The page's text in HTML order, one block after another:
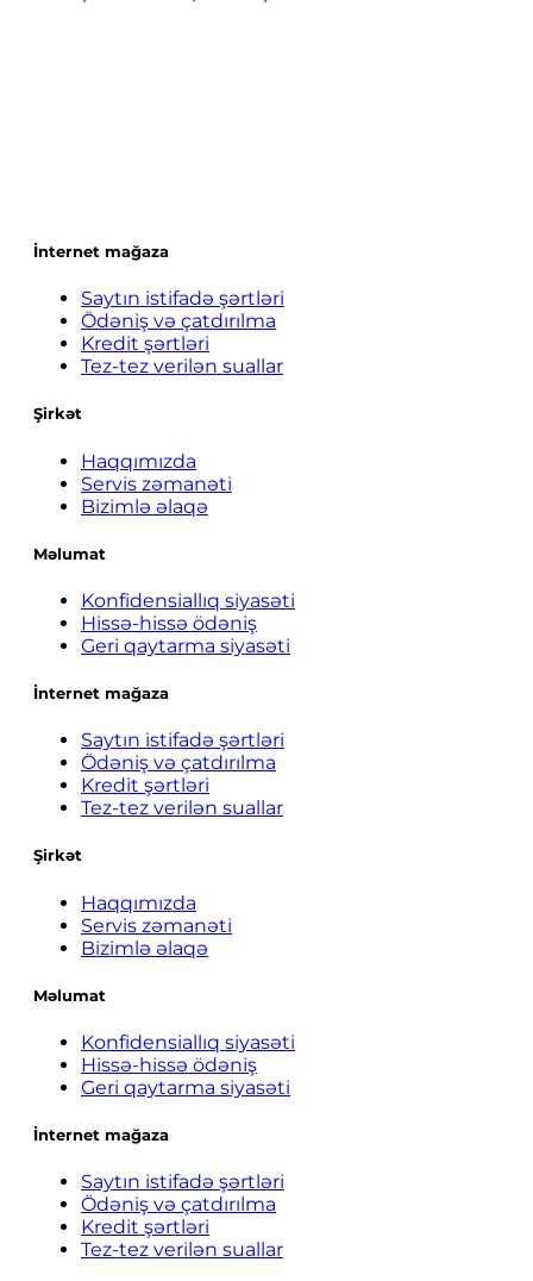
İnternet mağaza
Saytın istifadə şərtləri
Ödəniş və çatdırılma
Kredit şərtləri
Tez-tez verilən suallar
Şirkət
Haqqımızda
Servis zəmanəti
Bizimlə əlaqə
Məlumat
Konfidensiallıq siyasəti
Hissə-hissə ödəniş
Geri qaytarma siyasəti
İnternet mağaza
Saytın istifadə şərtləri
Ödəniş və çatdırılma
Kredit şərtləri
Tez-tez verilən suallar
Şirkət
Haqqımızda
Servis zəmanəti
Bizimlə əlaqə
Məlumat
Konfidensiallıq siyasəti
Hissə-hissə ödəniş
Geri qaytarma siyasəti
İnternet mağaza
Saytın istifadə şərtləri
Ödəniş və çatdırılma
Kredit şərtləri
Tez-tez verilən suallar